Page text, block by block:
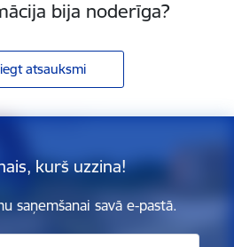
bija noderīga?
atsauksmi
kurš uzzina!
saņemšanai savā e-pastā.